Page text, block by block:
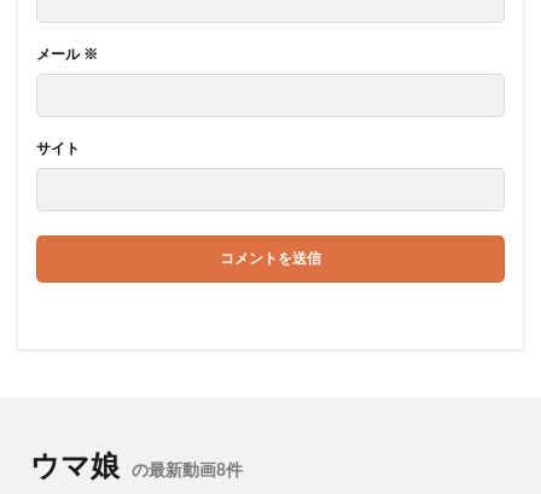
メール ※
サイト
ウマ娘 の最新動画8件